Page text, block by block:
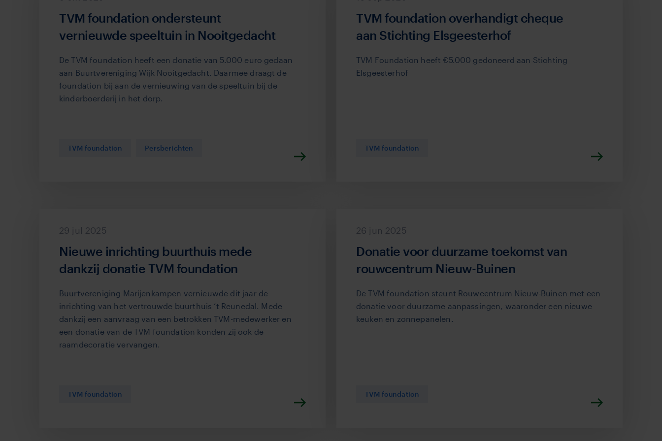
TVM foundation ondersteunt
vernieuwde speeltuin in Nooitgedacht
De TVM foundation heeft een donatie van 5.000 euro gedaan
aan Buurtvereniging Wijk Nooitgedacht. Daarmee draagt de
foundation bij aan de vernieuwing van de speeltuin bij de
kinderboerderij in het dorp.
TVM foundation Persberichten
TVM foundation overhandigt cheque
aan Stichting Elsgeesterhof
TVM Foundation heeft €5.000 gedoneerd aan Stichting
Elsgeesterhof
TVM foundation
29 jul 2025
Nieuwe inrichting buurthuis mede
dankzij donatie TVM foundation
Buurtvereniging Marijenkampen vernieuwde dit jaar de
inrichting van het vertrouwde buurthuis ’t Reunedal. Mede
dankzij een aanvraag van een betrokken TVM-medewerker en
een donatie van de TVM foundation konden zij ook de
raamdecoratie vervangen.
TVM foundation
26 jun 2025
Donatie voor duurzame toekomst van
rouwcentrum Nieuw-Buinen
De TVM foundation steunt Rouwcentrum Nieuw-Buinen met een
donatie voor duurzame aanpassingen, waaronder een nieuwe
keuken en zonnepanelen.
TVM foundation